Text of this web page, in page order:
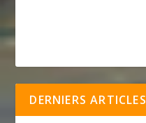
DERNIERS ARTICLES